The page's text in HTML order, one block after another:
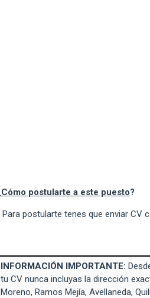
Cómo postularte a este puesto?
Para postularte tenes que enviar CV
INFORMACIÓN IMPORTANTE:
tu CV nunca incluyas la dirección
Moreno, Ramos Mejía, Avellaneda,